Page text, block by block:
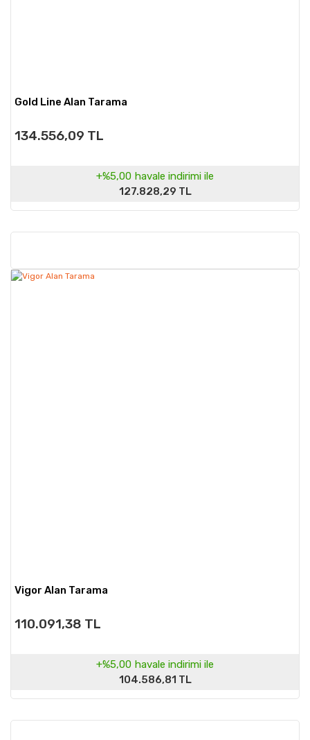
Gold Line Alan Tarama
134.556,09 TL
+%5,00 havale indirimi ile
127.828,29 TL
Vigor Alan Tarama
110.091,38 TL
+%5,00 havale indirimi ile
104.586,81 TL